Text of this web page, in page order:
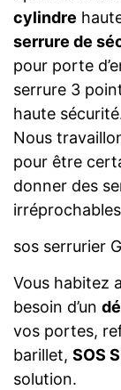
cylindre
serrure de
pour porte
serrure 3
haute
Nous
pour être
donner des
sos serrurier
Vous habitez
besoin d’un
vos portes,
barillet, SOS
solution.